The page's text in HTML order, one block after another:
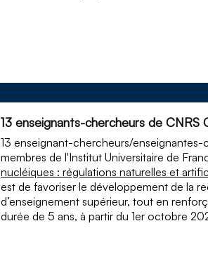
13 enseignants-chercheurs de
13 enseignant-chercheurs/
membres de l'Institut Universitaire de
nucléiques : régulations naturelles et
est de favoriser le développement de la
d’enseignement supérieur, tout en
durée de 5 ans, à partir du 1er octobre